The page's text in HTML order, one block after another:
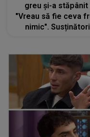
greu și-a
"Vreau să fie ceva
nimic".